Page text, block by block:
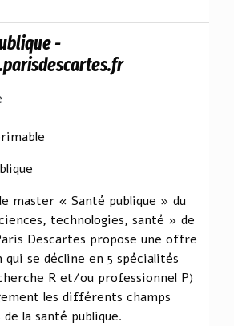
-
master « Santé publique » du
technologies, santé » de
Descartes propose une offre
se décline en 5 spécialités
R et/ou professionnel P)
les différents champs
la santé publique.